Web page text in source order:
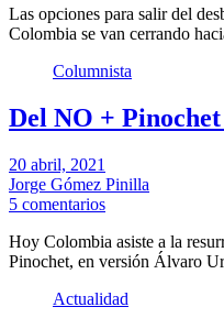
Las opciones para salir del
Colombia se van cerrando
Columnista
Del NO +
20 abril, 2021
Jorge Gómez Pinilla
5 comentarios
Hoy Colombia asiste a la
Pinochet, en versión Álvaro
Actualidad